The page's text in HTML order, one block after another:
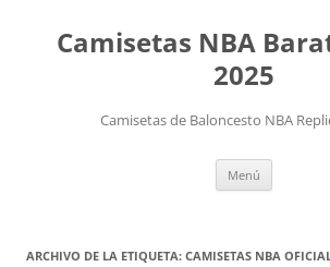
Camisetas NBA
2025
Camisetas de Baloncesto NBA
Menú
ARCHIVO DE LA ETIQUETA: CAMISETAS NBA